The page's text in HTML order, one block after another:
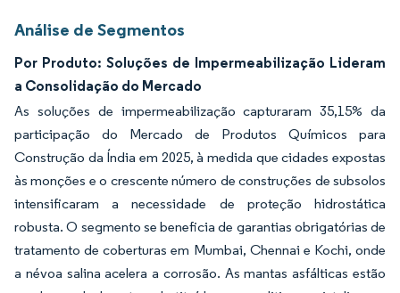
Análise de Segmentos
Por Produto: Soluções de Impermeabilização Lideram
a Consolidação do Mercado
As soluções de impermeabilização capturaram 35,15% da
participação do Mercado de Produtos Químicos para
Construção da Índia em 2025, à medida que cidades expostas
às monções e o crescente número de construções de subsolos
intensificaram a necessidade de proteção hidrostática
robusta. O segmento se beneficia de garantias obrigatórias de
tratamento de coberturas em Mumbai, Chennai e Kochi, onde
a névoa salina acelera a corrosão. As mantas asfálticas estão